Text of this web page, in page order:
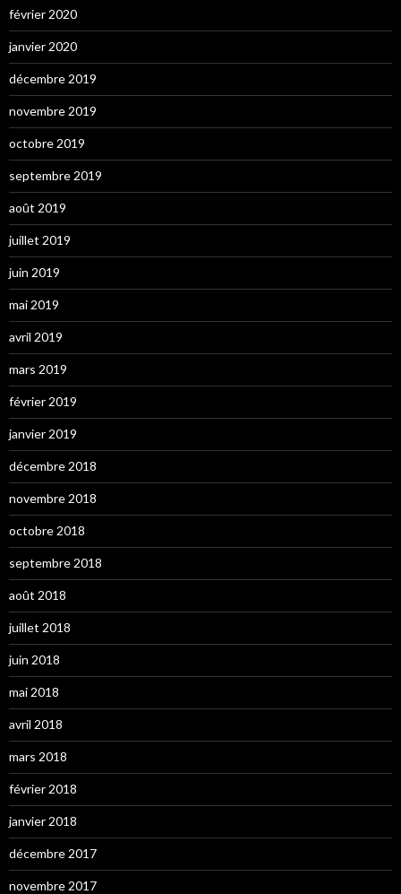
février 2020
janvier 2020
décembre 2019
novembre 2019
octobre 2019
septembre 2019
août 2019
juillet 2019
juin 2019
mai 2019
avril 2019
mars 2019
février 2019
janvier 2019
décembre 2018
novembre 2018
octobre 2018
septembre 2018
août 2018
juillet 2018
juin 2018
mai 2018
avril 2018
mars 2018
février 2018
janvier 2018
décembre 2017
novembre 2017